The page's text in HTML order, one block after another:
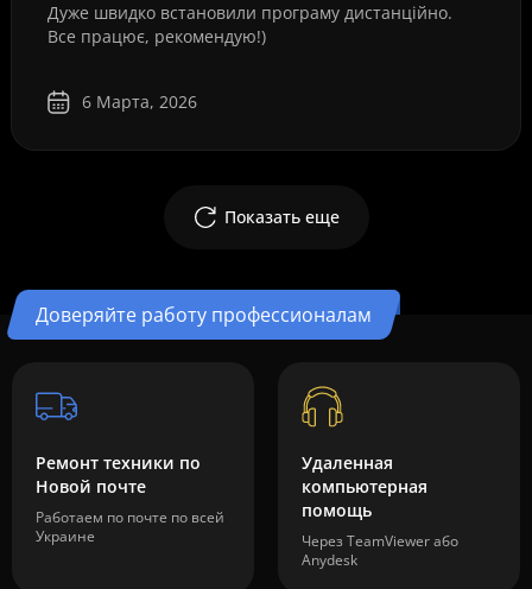
Дуже швидко встановили програму дистанційно.
Все працює, рекомендую!)
6 Марта, 2026
Показать еще
Доверяйте работу профессионалам
Ремонт техники по
Новой почте
Работаем по почте по всей
Украине
Удаленная
компьютерная
помощь
Через TeamViewer або
Anydesk